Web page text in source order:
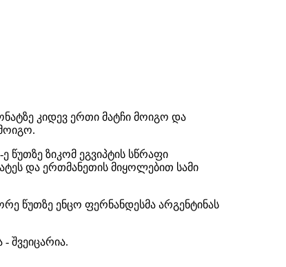
კიდევ ერთი მატჩი მოიგო და
წუთზე ზიკომ ეგვიპტის სწრაფი
და ერთმანეთის მიყოლებით სამი
წუთზე ენცო ფერნანდესმა არგენტინას
შვეიცარია.